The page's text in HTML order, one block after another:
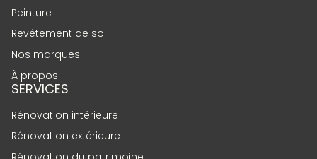
Peinture
Revêtement de sol
Nos marques
À propos
SERVICES
Rénovation intérieure
Rénovation extérieure